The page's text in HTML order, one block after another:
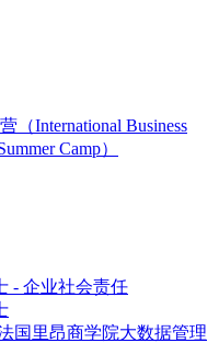
（International Business
Camp）
- 企业社会责任
国里昂商学院大数据管理